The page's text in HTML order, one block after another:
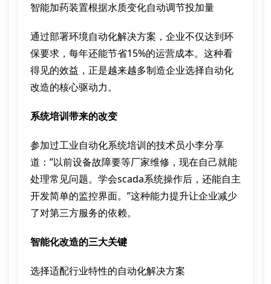
智能加药装置根据水质变化自动调节投加量
通过部署环境自动化解决方案，企业不仅达到环
保要求，每年还能节省15%的运营成本。这种看
得见的效益，正是越来越多制造企业选择自动化
改造的核心驱动力。
系统培训带来的改变
参加过工业自动化系统培训的技术员小李分享
道：”以前设备故障要等厂家维修，现在自己就能
处理常见问题。学会scada系统操作后，还能自主
开发简单的监控界面。”这种能力提升让企业减少
了对第三方服务的依赖。
智能化改造的三大关键
选择适配行业特性的自动化解决方案